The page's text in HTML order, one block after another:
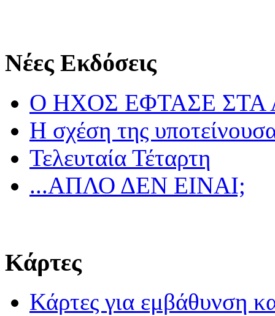
Νέες Εκδόσεις
Ο ΗΧΟΣ ΕΦΤΑΣΕ ΣΤΑ
Η σχέση της
Τελευταία Τέταρτη
...ΑΠΛΟ ΔΕΝ ΕΙΝΑΙ;
Κάρτες
Κάρτες για εμβάθυνση